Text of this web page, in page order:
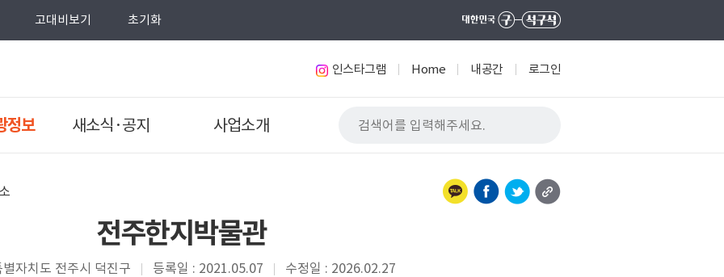
고대비보기 초기화
인스타그램 Home 내공간 로그인
정보 새소식·공지 사업소개
전주한지박물관
자치도 전주시 덕진구 등록일 : 2021.05.07 수정일 : 2026.02.27